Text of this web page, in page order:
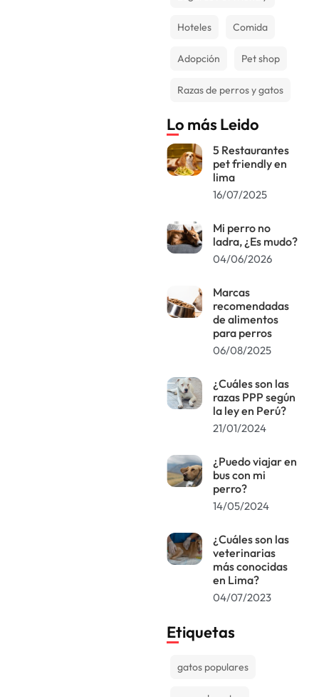
Hoteles Comida
Adopción Pet shop
Razas de perros y gatos
Lo más Leido
5 Restaurantes
pet friendly en
lima
16/07/2025
Mi perro no
ladra, ¿Es mudo?
04/06/2026
Marcas
recomendadas
de alimentos
para perros
06/08/2025
¿Cuáles son las
razas PPP según
la ley en Perú?
21/01/2024
¿Puedo viajar en
bus con mi
perro?
14/05/2024
¿Cuáles son las
veterinarias
más conocidas
en Lima?
04/07/2023
Etiquetas
gatos populares